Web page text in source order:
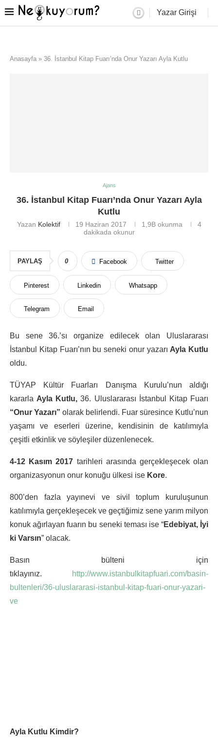
Yazar Girişi
Anasayfa » 36. İstanbul Kitap Fuarı’nda Onur Yazarı Ayla Kutlu
Ajans
36. İstanbul Kitap Fuarı’nda Onur Yazarı Ayla
Kutlu
Yazan Kolektif 19 Haziran 2017 1,9Bokunma
4
dakikada okunur
PAYLAŞ 0 Facebook Twitter
Pinterest Linkedin Whatsapp
Telegram Email
Bu sene 36.’sı organize edilecek olan Uluslararası
İstanbul Kitap Fuarı’nın bu seneki onur yazarı Ayla Kutlu
oldu.
TÜYAP Kültür Fuarları Danışma Kurulu’nun aldığı
kararla Ayla Kutlu,36. Uluslararası İstanbul Kitap Fuarı
“Onur Yazarı” olarak belirlendi. Fuar süresince Kutlu’nun
yaşamı ve eserleri üzerine, kendisinin de katılımıyla
çeşitli etkinlik ve söyleşiler düzenlenecek.
4-12 Kasım 2017 tarihleri arasında gerçekleşecek olan
organizasyonun onur konuğu ülkesi ise Kore.
800’den fazla yayınevi ve sivil toplum kuruluşunun
katılımıyla gerçekleşecek ve geçtiğimiz sene yarım milyon
konuk ağırlayan fuarın bu seneki teması ise “Edebiyat, İyi
ki Varsın” olacak.
Basın bülteni için
tıklayınız.
http://www.istanbulkitapfuari.com/basin-
bultenleri/36-uluslararasi-istanbul-kitap-fuari-onur-yazari-
ve
Ayla Kutlu Kimdir?